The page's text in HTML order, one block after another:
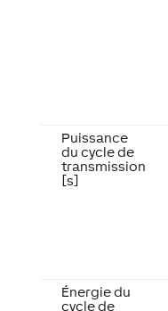
Puissance
du cycle de
transmission
[s]
Énergie du
cycle de